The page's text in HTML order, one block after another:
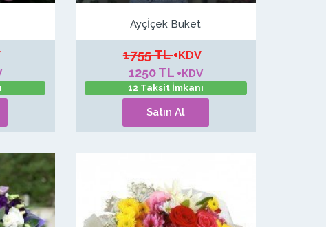
Ayçİçek Buket
1755 TL+KDV
1250 TL +KDV
12 Taksit İmkanı
Satın Al